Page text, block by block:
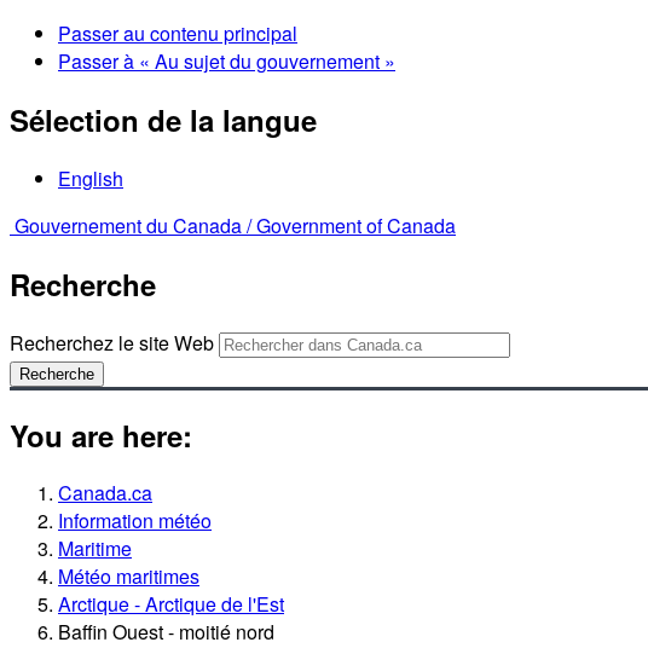
Passer au contenu principal
Passer à « Au sujet du gouvernement »
Sélection de la langue
English
Gouvernement du Canada /Government of Canada
Recherche
Recherchez le site Web
Recherche
You are here:
Canada.ca
Information météo
Maritime
Météo maritimes
Arctique - Arctique de l'Est
Baffin Ouest - moitié nord